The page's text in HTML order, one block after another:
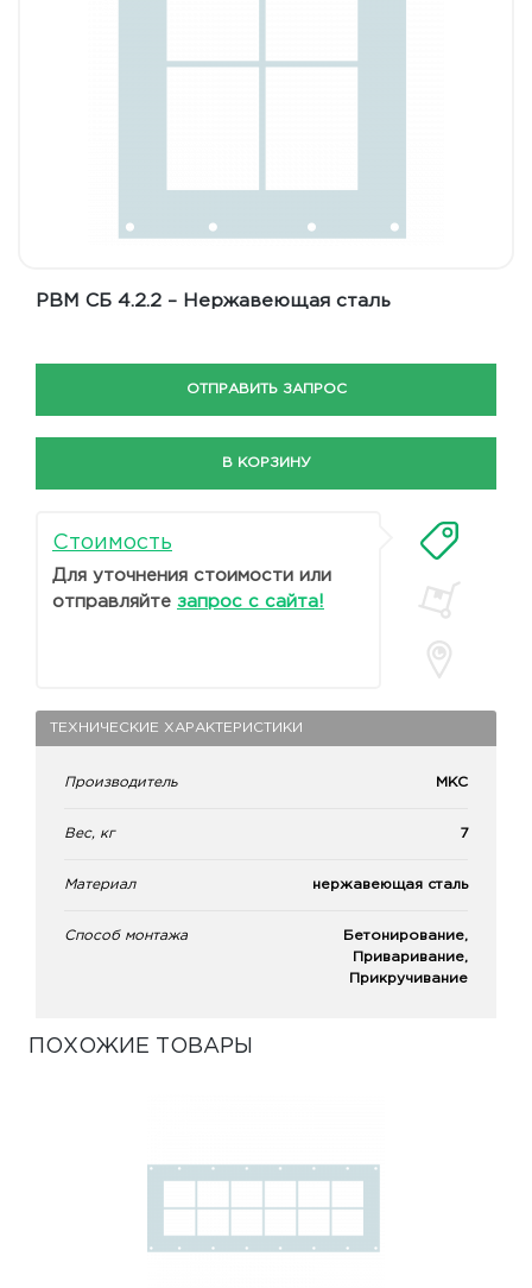
РВМ СБ 4.2.2 – Нержавеющая сталь
ОТПРАВИТЬ ЗАПРОС
В КОРЗИНУ
Стоимость
Для уточнения стоимости или
отправляйте запрос с сайта!
ТЕХНИЧЕСКИЕ ХАРАКТЕРИСТИКИ
Производитель МКС
Вес, кг 7
Материал нержавеющая сталь
Способ монтажа
Бетонирование,
Приваривание,
Прикручивание
ПОХОЖИЕ ТОВАРЫ